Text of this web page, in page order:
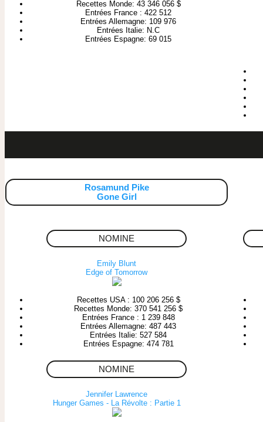
Recettes Monde: 43 346 056 $
Entrées France : 422 512
Entrées Allemagne: 109 976
Entrées Italie: N.C
Entrées Espagne: 69 015
Rosamund Pike
Gone Girl
NOMINE
Emily Blunt
Edge of Tomorrow
Recettes USA : 100 206 256 $
Recettes Monde: 370 541 256 $
Entrées France : 1 239 848
Entrées Allemagne: 487 443
Entrées Italie: 527 584
Entrées Espagne: 474 781
NOMINE
Jennifer Lawrence
Hunger Games - La Révolte : Partie 1